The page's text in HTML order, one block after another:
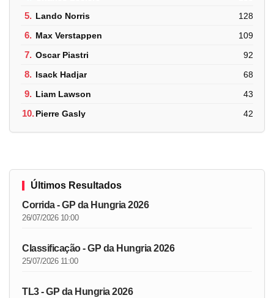
5. Lando Norris 128
6. Max Verstappen 109
7. Oscar Piastri 92
8. Isack Hadjar 68
9. Liam Lawson 43
10.Pierre Gasly 42
Últimos Resultados
Corrida - GP da Hungria 2026
26/07/2026 10:00
Classificação - GP da Hungria 2026
25/07/2026 11:00
TL3 - GP da Hungria 2026